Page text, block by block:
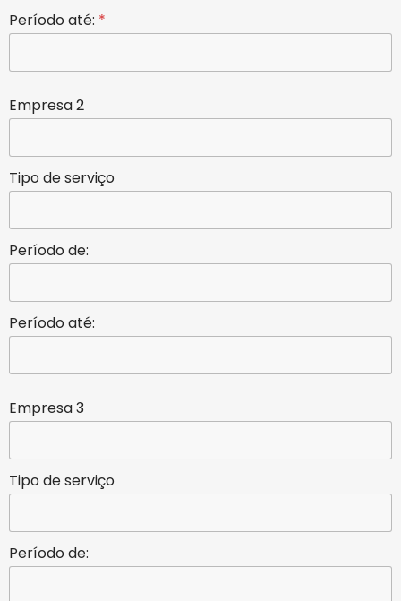
Período até: *
Empresa 2
Tipo de serviço
Período de:
Período até:
Empresa 3
Tipo de serviço
Período de: